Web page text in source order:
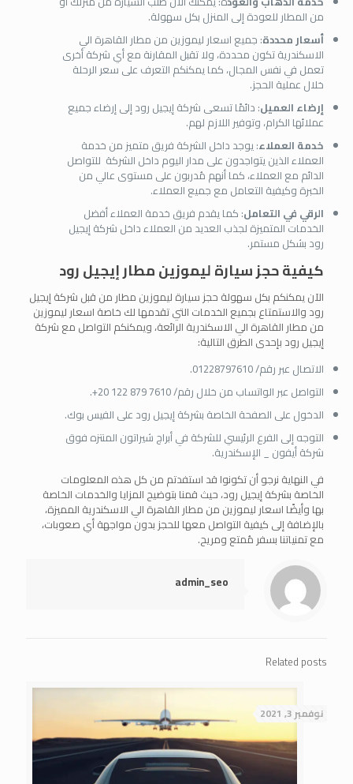
من المطار للعودة إلى المنزل بكل سهولة.
أسعار محددة: جميع اسعار ليموزين من مطار القاهرة الي
الاسكندرية تكون محددة، ولا تقبل المقارنة مع أي شركة أخرى
تعمل في نفس المجال، كما يمكنكم التعرف على سعر الرحلة
خلال عملية الحجز.
إرضاء العميل: دائمًا تسعى شركة إيجيل رود إلى إرضاء جميع
عملائها الكرام، وتوفير اللازم لهم.
خدمة العملاء: يوجد داخل الشركة فريق متميز من خدمة
العملاء الذين يتواجدون على مدار اليوم داخل الشركة للتواصل
الدائم مع العملاء، كما أنهم مُدربون على مستوى عالي من
الخبرة وكيفية التعامل مع جميع العملاء.
الرقي في التعامل: كما يقدم فريق خدمة العملاء أفضل
الخدمات المتميزة لجذب العديد من العملاء داخل شركة إيجيل
رود بشكل مستمر.
كيفية حجز سيارة ليموزين مطار إيجيل رود
الآن يمكنكم بكل سهولة حجز سيارة ليموزين مطار من قبل شركة إيجيل
رود والاستمتاع بجميع الخدمات التي تقدمها لك خاصة اسعار ليموزين
من مطار القاهرة الي الاسكندرية الرائعة، ويمكنكم التواصل مع شركة
إيجيل رود بإحدى الطرق التالية:
الاتصال عبر رقم/ 01228797610.
التواصل عبر الواتساب من خلال رقم/ ⁦+20 122 879 7610⁩.
الدخول على الصفحة الخاصة بشركة إيجيل رود على الفيس بوك.
التوجه إلى الفرع الرئيسي للشركة في أبراج شيراتون المنتزه فوق
شركة أيفون _ الإسكندرية.
في النهاية نرجو أن تكونوا قد استفدتم من كل هذه المعلومات
الخاصة بشركة إيجيل رود، حيث قمنا بتوضيح المزايا والخدمات الخاصة
بها وأيضًا اسعار ليموزين من مطار القاهرة الي الاسكندرية المميزة،
بالإضافة إلى كيفية التواصل معها للحجز بدون مواجهة أي صعوبات،
مع تمنياتنا بسفر مُمتع ومريح.
admin_seo
Related posts
نوفمبر 3, 2021